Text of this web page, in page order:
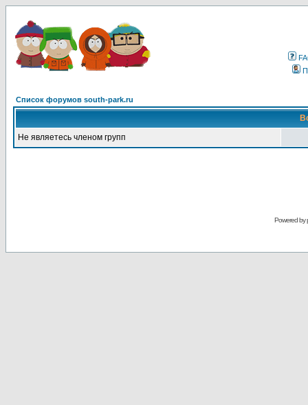
Список форумов south-park.ru
Не являетесь членом групп
Powered by